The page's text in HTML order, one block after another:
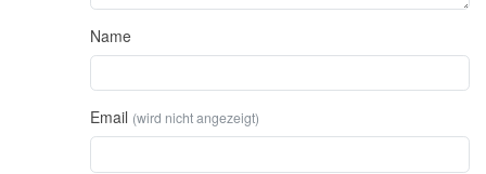
Name
Email (wird nicht angezeigt)